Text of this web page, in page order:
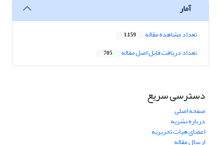
آمار
تعداد مشاهده مقاله 1,159
تعداد دریافت فایل اصل مقاله 705
دسترسی سریع
صفحه اصلی
درباره نشریه
اعضای هیات تحریریه
ارسال مقاله